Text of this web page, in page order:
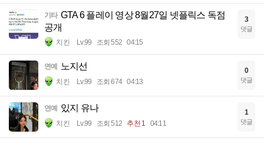
기타 GTA 6 플레이 영상 8월27일 넷플릭스 독점
공개
치킨 Lv.99 조회 552 04:15
3
댓글
연예 노지선
치킨 Lv.99 조회 674 04:13
0
댓글
연예 있지 유나
치킨 Lv.99 조회 512 추천 1 04:11
1
댓글